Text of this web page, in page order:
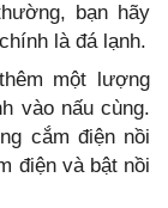
bạn hãy
là đá lạnh.
một lượng
vào nấu cùng.
cắm điện nồi
điện và bật nồi